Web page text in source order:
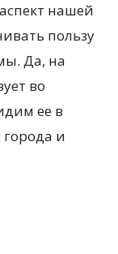
нашей
пользу
Да, на
во
ее в
города и